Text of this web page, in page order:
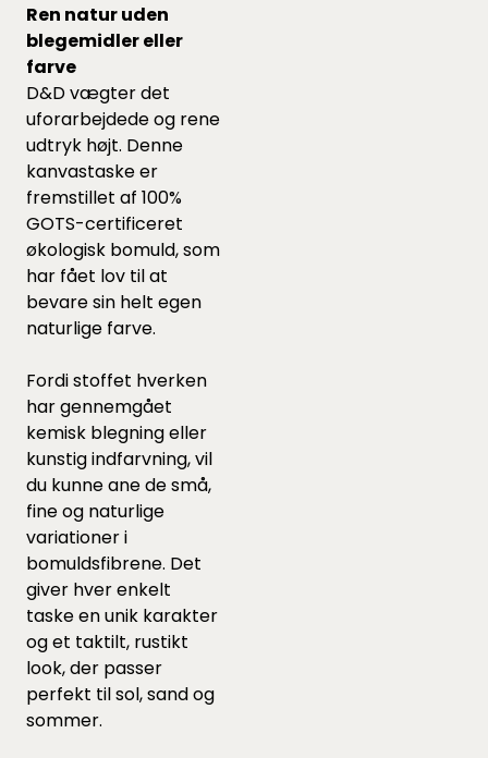
Ren natur uden
blegemidler eller
farve
D&D vægter det
uforarbejdede og rene
udtryk højt. Denne
kanvastaske er
fremstillet af 100%
GOTS-certificeret
økologisk bomuld, som
har fået lov til at
bevare sin helt egen
naturlige farve.
Fordi stoffet hverken
har gennemgået
kemisk blegning eller
kunstig indfarvning, vil
du kunne ane de små,
fine og naturlige
variationer i
bomuldsfibrene. Det
giver hver enkelt
taske en unik karakter
og et taktilt, rustikt
look, der passer
perfekt til sol, sand og
sommer.